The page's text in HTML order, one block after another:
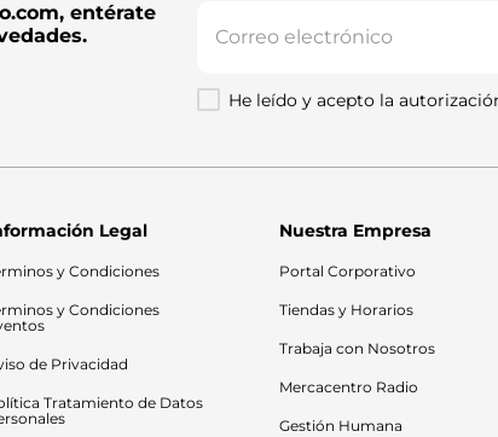
entérate
He leído y acepto la
Legal
y Condiciones
y Condiciones
de Privacidad
Tratamiento de Datos
Nuestra Empresa
Portal Corporativo
Tiendas y Horarios
Trabaja con Nosotros
Mercacentro Radio
Gestión Humana